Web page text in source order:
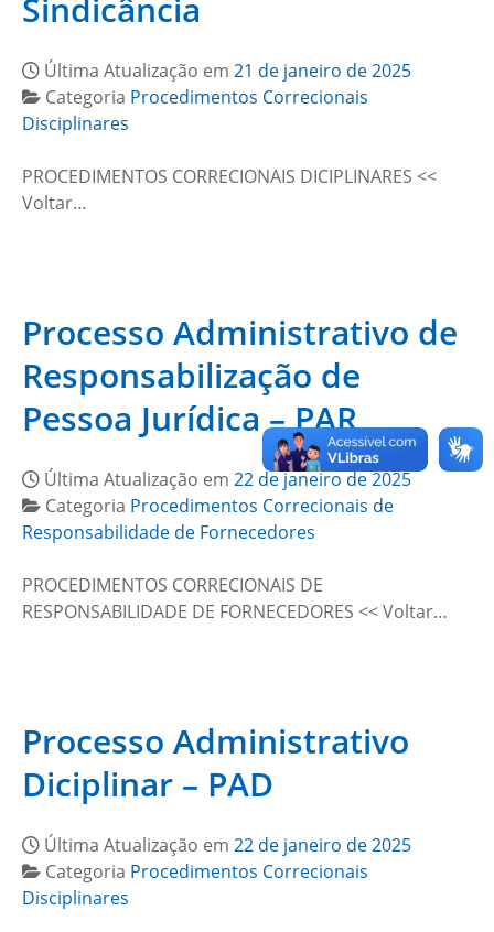
Sindicância
Última Atualização em 21 de janeiro de 2025
Categoria Procedimentos Correcionais
Disciplinares
PROCEDIMENTOS CORRECIONAIS DICIPLINARES <<
Voltar…
Processo Administrativo de
Responsabilização de
Pessoa Jurídica – PAR
Última Atualização em 22 de janeiro de 2025
Categoria Procedimentos Correcionais de
Responsabilidade de Fornecedores
PROCEDIMENTOS CORRECIONAIS DE
RESPONSABILIDADE DE FORNECEDORES << Voltar…
Processo Administrativo
Diciplinar – PAD
Última Atualização em 22 de janeiro de 2025
Categoria Procedimentos Correcionais
Disciplinares